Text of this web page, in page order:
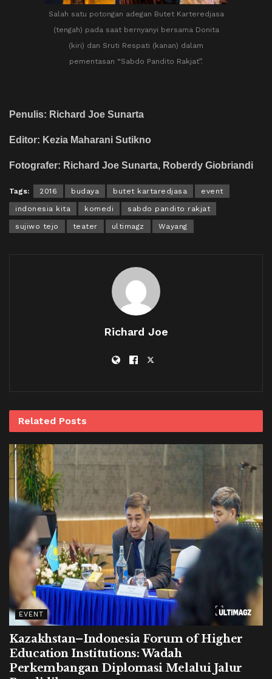
Salah satu potongan adegan Butet Karteredjasa
(tengah) pada saat bernyanyi bersama Donita
(kiri) dan Sruti Respati (kanan) dalam
pementasan “Sabdo Pandito Rakjat”.
Penulis: Richard Joe Sunarta
Editor: Kezia Maharani Sutikno
Fotografer: Richard Joe Sunarta, Roberdy Giobriandi
Tags: 2016 budaya butet kartaredjasa event
indonesia kita komedi sabdo pandito rakjat
sujiwo tejo teater ultimagz Wayang
Richard Joe
Related Posts
EVENT
Kazakhstan–Indonesia Forum of Higher
Education Institutions: Wadah
Perkembangan Diplomasi Melalui Jalur